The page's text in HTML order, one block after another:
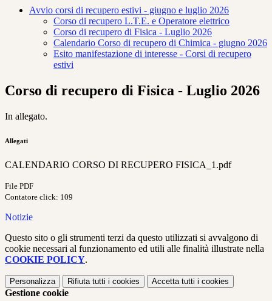
Avvio corsi di recupero estivi - giugno e luglio 2026
Corso di recupero L.T.E. e Operatore elettrico
Corso di recupero di Fisica - Luglio 2026
Calendario Corso di recupero di Chimica - giugno 2026
Esito manifestazione di interesse - Corsi di recupero
estivi
Corso di recupero di Fisica - Luglio 2026
In allegato.
Allegati
CALENDARIO CORSO DI RECUPERO FISICA_1.pdf
File PDF
Contatore click: 109
Notizie
Questo sito o gli strumenti terzi da questo utilizzati si avvalgono di
cookie necessari al funzionamento ed utili alle finalità illustrate nella
COOKIE POLICY.
Personalizza Rifiuta tutti i cookies Accetta tutti i cookies
Gestione cookie